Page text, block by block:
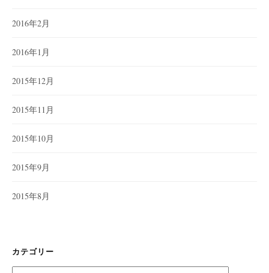
2016年2月
2016年1月
2015年12月
2015年11月
2015年10月
2015年9月
2015年8月
カテゴリー